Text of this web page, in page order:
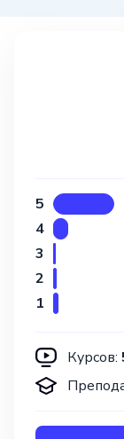
в
5
4
3
2
1
Курсов: